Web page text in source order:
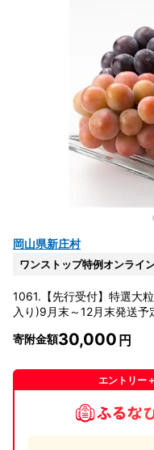
岡山県新庄村
ワンストップ特例オンライ
1061.【先行受付】特選大
入り)9月末～12月末発送予
寄附金額30,000
エントリー